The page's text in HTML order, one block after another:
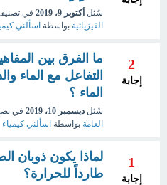
سُئل أكتوبر 9، 2019 في
الفيزيائية بواسطة اسألني
2
إجابة
ما الفرق بين
التفاعل مع الماء
الماء ؟
سُئل ديسمبر 10، 2019 في
العامة بواسطة اسألني كيمياء
1
إجابة
لماذا يكون ذوبان
طارداً للحرارة؟